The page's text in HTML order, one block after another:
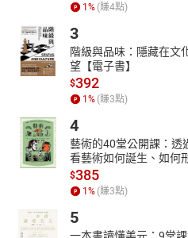
1% (賺4點)
3
階級與品味：隱藏在文
望【電子書】
$392
1% (賺3點)
4
藝術的40堂公開課：透
看藝術如何誕生、如何
$385
1% (賺3點)
5
一本書讀懂美元：9堂